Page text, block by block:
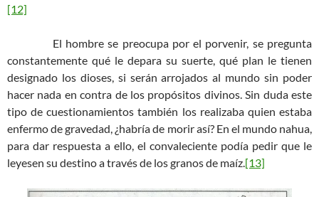
[12]
El hombre se preocupa por el porvenir, se pregunta
constantemente qué le depara su suerte, qué plan le tienen
designado los dioses, si serán arrojados al mundo sin poder
hacer nada en contra de los propósitos divinos. Sin duda este
tipo de cuestionamientos también los realizaba quien estaba
enfermo de gravedad, ¿habría de morir así? En el mundo nahua,
para dar respuesta a ello, el convaleciente podía pedir que le
leyesen su destino a través de los granos de maíz.[13]